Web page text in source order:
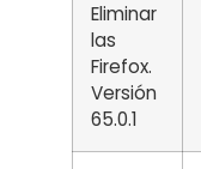
Eliminar
las
Firefox.
Versión
65.0.1